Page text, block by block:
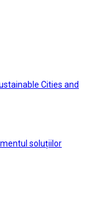
Cities and
soluțiilor